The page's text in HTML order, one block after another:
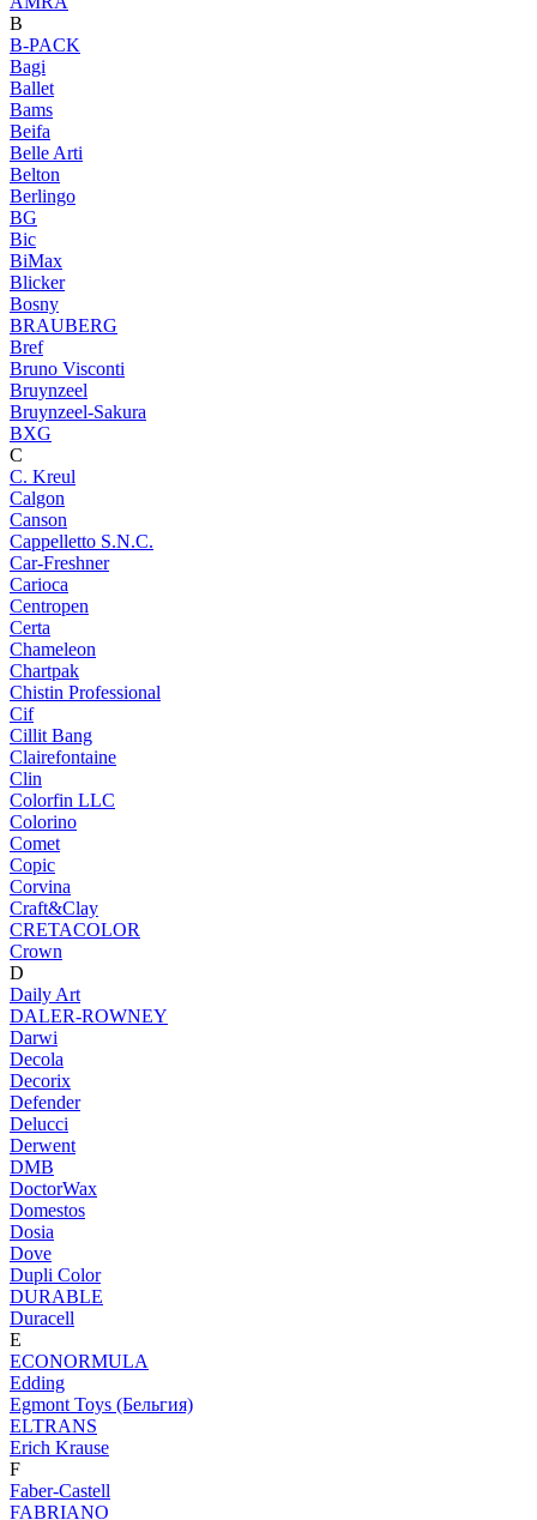
B
B-PACK
Bagi
Ballet
Bams
Beifa
Belle Arti
Belton
Berlingo
BG
Bic
BiMax
Blicker
Bosny
BRAUBERG
Bref
Bruno Visconti
Bruynzeel
Bruynzeel-Sakura
BXG
C
C. Kreul
Calgon
Canson
Cappelletto S.N.C.
Car-Freshner
Carioca
Centropen
Certa
Chameleon
Chartpak
Chistin Professional
Cif
Cillit Bang
Clairefontaine
Clin
Colorfin LLC
Colorino
Comet
Copic
Corvina
Craft&Clay
CRETACOLOR
Crown
D
Daily Art
DALER-ROWNEY
Darwi
Decola
Decorix
Defender
Delucci
Derwent
DMB
DoctorWax
Domestos
Dosia
Dove
Dupli Color
DURABLE
Duracell
E
ECONORMULA
Edding
Egmont Toys (Бельгия)
ELTRANS
Erich Krause
F
Faber-Castell
FABRIANO